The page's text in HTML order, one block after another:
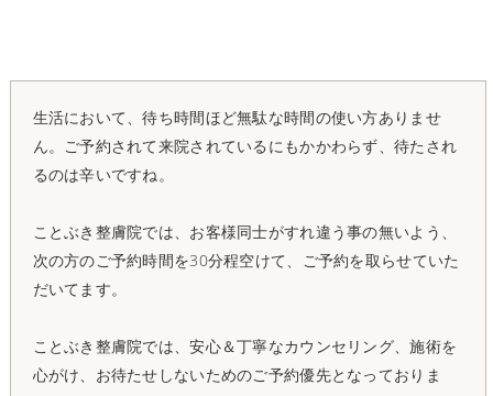
生活において、待ち時間ほど無駄な時間の使い方ありませ
ん。ご予約されて来院されているにもかかわらず、待たされ
るのは辛いですね。
ことぶき整膚院では、お客様同士がすれ違う事の無いよう、
次の方のご予約時間を30分程空けて、ご予約を取らせていた
だいてます。
ことぶき整膚院では、安心＆丁寧なカウンセリング、施術を
心がけ、お待たせしないためのご予約優先となっておりま